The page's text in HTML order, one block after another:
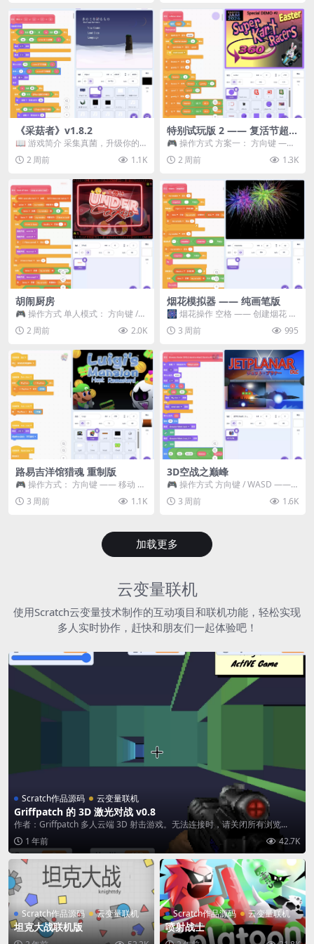
《采菇者》v1.8.2
📖 游戏简介 采集真菌，升级你的
机体，并前往未知领域探索。 这是
一款静谧的探索冒...
2 周前 1.1K
特别试玩版 2 —— 复活节超级
卡丁车赛
🎮 操作方式 方案一： 方向键 ——
移动 Z —— 跳跃 / 漂移 方案二： ...
2 周前 1.3K
胡闹厨房
🎮 操作方式 单人模式： 方向键 /
WASD —— 移动 Z / K —— 抓...
2 周前 2.0K
烟花模拟器 —— 纯画笔版
🎆 烟花操作 空格 —— 创建烟花 1
~ 3 —— 切换烟花类型 普通烟花
嘶...3 周前 995
路易吉洋馆猎魂 重制版
🎮 操作方式： 方向键 —— 移动 &
跳跃 空格 —— 打开宝箱 将你...
3 周前 1.1K
3D空战之巅峰
🎮 操作方式 方向键 / WASD ——
移动 Z / K —— 射击 / 攻击...
3 周前 1.6K
加载更多
云变量联机
使用Scratch云变量技术制作的互动项目和联机功能，轻松实现
多人实时协作，赶快和朋友们一起体验吧！
Scratch作品源码 云变量联机
Griffpatch 的 3D 激光对战 v0.8
作者：Griffpatch 多人云端 3D 射击游戏。无法连接时，请关闭所有浏览...
1 年前
42.7K
Scratch作品源码 云变量联机
坦克大战联机版
Scratch作品源码 云变量联机
喷射战士